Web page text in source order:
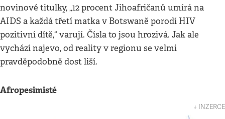
novinové titulky, „12 procent Jihoafričanů umírá na
AIDS a každá třetí matka v Botswaně porodí HIV
pozitivní dítě,“ varují. Čísla to jsou hrozivá. Jak ale
vychází najevo, od reality v regionu se velmi
pravděpodobně dost liší.
Afropesimisté
↓ INZERCE